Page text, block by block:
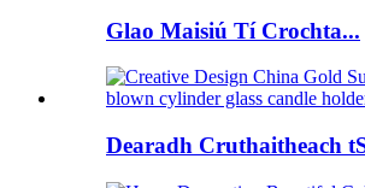
Glao Maisiú Tí Crochta...
Dearadh Cruthaitheach